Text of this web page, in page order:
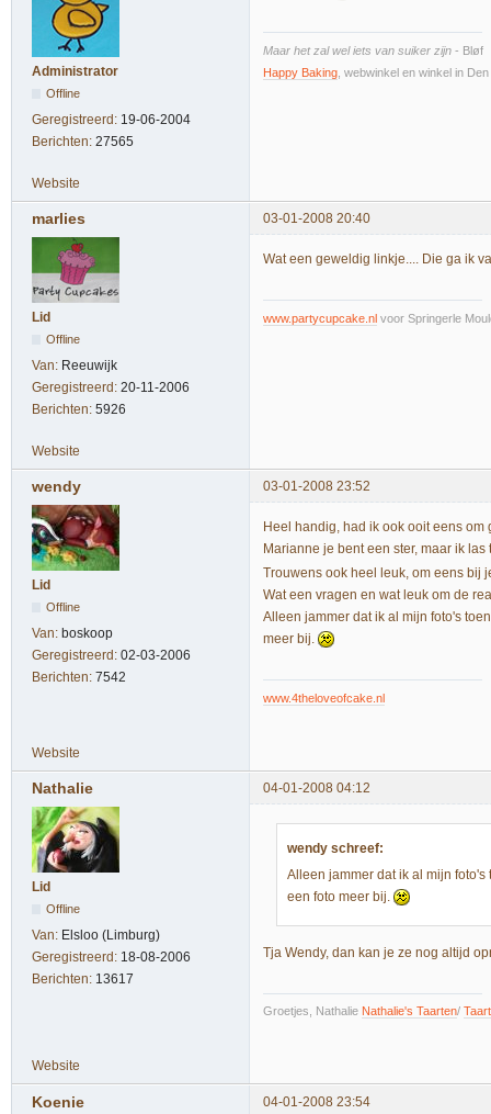
Administrator
Offline
Geregistreerd: 19-06-2004
Berichten: 27565
Maar het zal wel iets van suiker zijn - Bløf
Happy Baking , webwinkel en winkel in
Website
marlies 03-01-2008 20:40
Lid
Offline
Van: Reeuwijk
Geregistreerd: 20-11-2006
Berichten: 5926
Wat een geweldig linkje.... Die ga ik
www.partycupcake.nl voor Springerle
Website
wendy 03-01-2008 23:52
Lid
Offline
Van: boskoop
Geregistreerd: 02-03-2006
Berichten: 7542
Heel handig, had ik ook ooit eens
Marianne je bent een ster, maar ik
Trouwens ook heel leuk, om eens bij
Wat een vragen en wat leuk om de
Alleen jammer dat ik al mijn foto's
meer bij.
www.4theloveofcake.nl
Website
Nathalie 04-01-2008 04:12
Lid
Offline
Van: Elsloo (Limburg)
Geregistreerd: 18-08-2006
Berichten: 13617
wendy schreef:
Alleen jammer dat ik al mijn
een foto meer bij.
Tja Wendy, dan kan je ze nog altijd
Groetjes, Nathalie Nathalie's Taarten/
Website
Koenie 04-01-2008 23:54